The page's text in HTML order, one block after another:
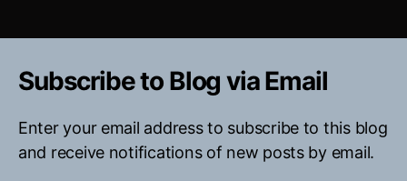
Subscribe to Blog via Email
Enter your email address to subscribe to this blog
and receive notifications of new posts by email.